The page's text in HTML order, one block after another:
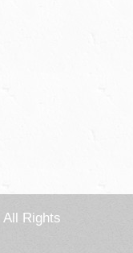
All Rights